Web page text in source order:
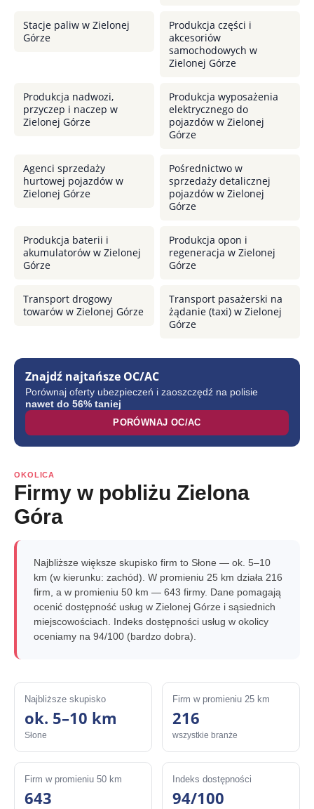
Stacje paliw w Zielonej
Górze
Produkcja części i
akcesoriów
samochodowych w
Zielonej Górze
Produkcja nadwozi,
przyczep i naczep w
Zielonej Górze
Produkcja wyposażenia
elektrycznego do
pojazdów w Zielonej
Górze
Agenci sprzedaży
hurtowej pojazdów w
Zielonej Górze
Pośrednictwo w
sprzedaży detalicznej
pojazdów w Zielonej
Górze
Produkcja baterii i
akumulatorów w Zielonej
Górze
Produkcja opon i
regeneracja w Zielonej
Górze
Transport drogowy
towarów w Zielonej Górze
Transport pasażerski na
żądanie (taxi) w Zielonej
Górze
Znajdź najtańsze OC/AC
Porównaj oferty ubezpieczeń i zaoszczędź na polisie
nawet do 56% taniej
PORÓWNAJ OC/AC
OKOLICA
Firmy w pobliżu Zielona
Góra
Najbliższe większe skupisko firm to Słone — ok. 5–10
km (w kierunku: zachód). W promieniu 25 km działa 216
firm, a w promieniu 50 km — 643 firmy. Dane pomagają
ocenić dostępność usług w Zielonej Górze i sąsiednich
miejscowościach. Indeks dostępności usług w okolicy
oceniamy na 94/100 (bardzo dobra).
Najbliższe skupisko
ok. 5–10 km
Słone
Firm w promieniu 25 km
216
wszystkie branże
Firm w promieniu 50 km
643
Indeks dostępności
94/100